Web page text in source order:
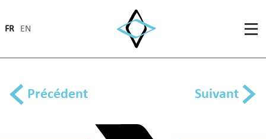
FR EN
Précédent Suivant